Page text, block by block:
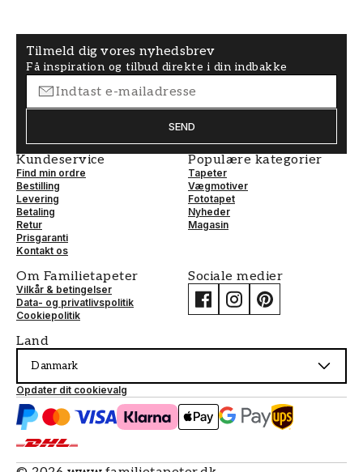
Tilmeld dig vores nyhedsbrev
Få inspiration og tilbud direkte i din indbakke
SEND
Kundeservice
Find min ordre
Bestilling
Levering
Betaling
Retur
Prisgaranti
Kontakt os
Populære kategorier
Tapeter
Vægmotiver
Fototapet
Nyheder
Magasin
Om Familietapeter
Vilkår & betingelser
Data- og privatlivspolitik
Cookiepolitik
Sociale medier
Land
Danmark
Opdater dit cookievalg